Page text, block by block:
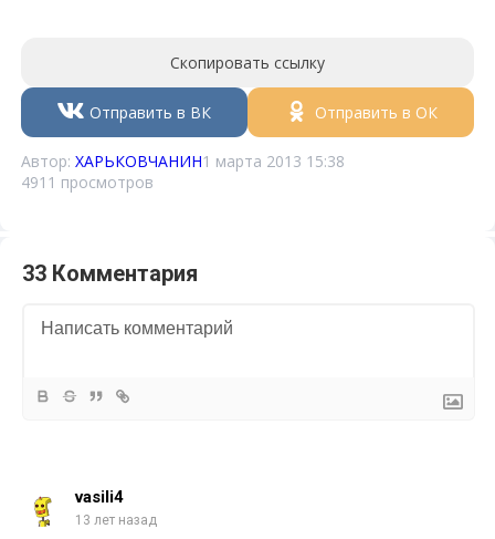
Скопировать ссылку
Отправить в ВК Отправить в ОК
Автор:ХАРЬКОВЧАНИН1 марта 2013 15:38
4911 просмотров
33 Комментария
vasili4
13 лет назад